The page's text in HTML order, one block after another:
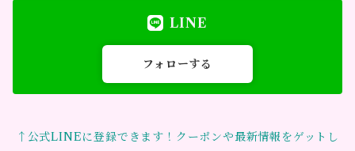
LINE
フォローする
↑公式LINEに登録できます！クーポンや最新情報をゲットし